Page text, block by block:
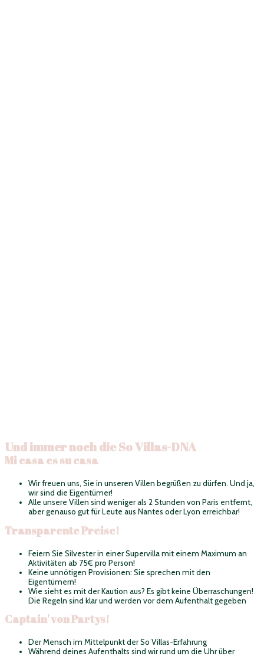
Und immer noch die So Villas-DNA
Mi casa es su casa
Wir freuen uns, Sie in unseren Villen begrüßen zu dürfen. Und ja,
wir sind die Eigentümer!
Alle unsere Villen sind weniger als 2 Stunden von Paris entfernt,
aber genauso gut für Leute aus Nantes oder Lyon erreichbar!
Transparente Preise!
Feiern Sie Silvester in einer Supervilla mit einem Maximum an
Aktivitäten ab 75€ pro Person!
Keine unnötigen Provisionen: Sie sprechen mit den
Eigentümern!
Wie sieht es mit der Kaution aus? Es gibt keine Überraschungen!
Die Regeln sind klar und werden vor dem Aufenthalt gegeben
Captain' von Partys!
Der Mensch im Mittelpunkt der So Villas-Erfahrung
Während deines Aufenthalts sind wir rund um die Uhr über